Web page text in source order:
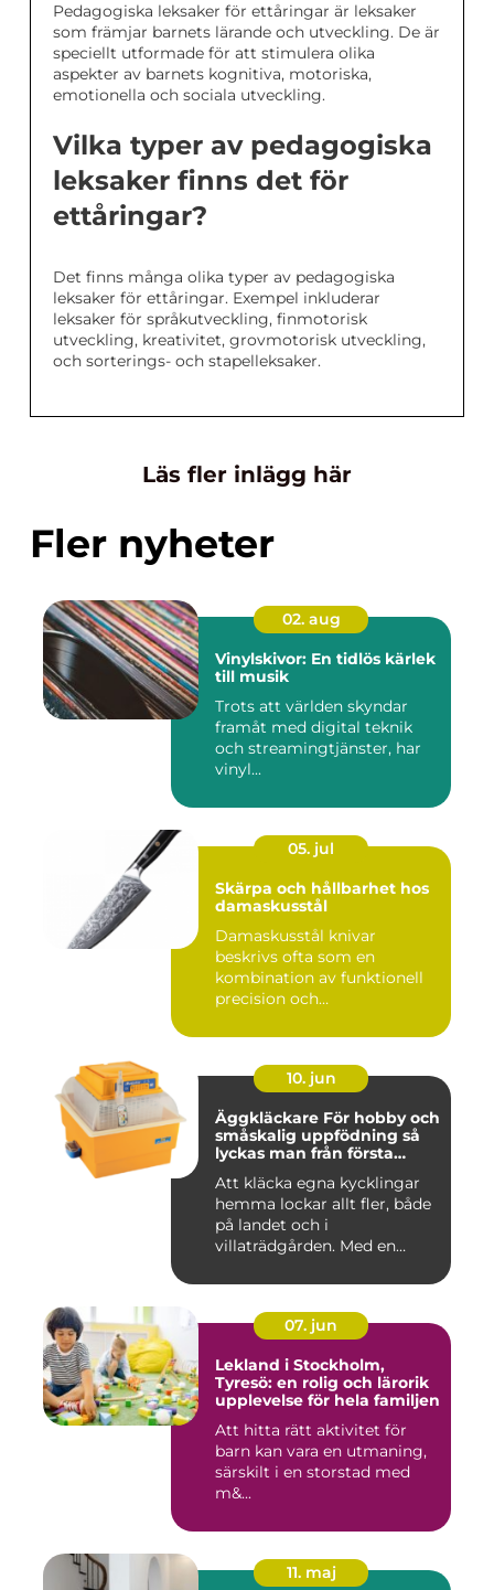
Pedagogiska leksaker för ettåringar är leksaker
som främjar barnets lärande och utveckling. De är
speciellt utformade för att stimulera olika
aspekter av barnets kognitiva, motoriska,
emotionella och sociala utveckling.
Vilka typer av pedagogiska
leksaker finns det för
ettåringar?
Det finns många olika typer av pedagogiska
leksaker för ettåringar. Exempel inkluderar
leksaker för språkutveckling, finmotorisk
utveckling, kreativitet, grovmotorisk utveckling,
och sorterings- och stapelleksaker.
Läs fler inlägg här
Fler nyheter
02. aug
Vinylskivor: En tidlös kärlek
till musik
Trots att världen skyndar
framåt med digital teknik
och streamingtjänster, har
vinyl...
05. jul
Skärpa och hållbarhet hos
damaskusstål
Damaskusstål knivar
beskrivs ofta som en
kombination av funktionell
precision och
10. jun
Äggkläckare För hobby och
småskalig uppfödning så
lyckas man från första
Att kläcka egna kycklingar
hemma lockar allt fler, både
på landet och i
villaträdgården. Med en
07. jun
Lekland i Stockholm,
Tyresö: en rolig och lärorik
upplevelse för hela familjen
Att hitta rätt aktivitet för
barn kan vara en utmaning,
särskilt i en storstad med
m&...
11. maj